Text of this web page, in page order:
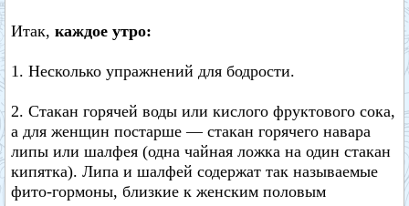
Итак, каждое утро:
1. Несколько упражнений для бодрости.
2. Стакан горячей воды или кислого фруктового сока,
а для женщин постарше — стакан горячего навара
липы или шалфея (одна чайная ложка на один стакан
кипятка). Липа и шалфей содержат так называемые
фито-гормоны, близкие к женским половым